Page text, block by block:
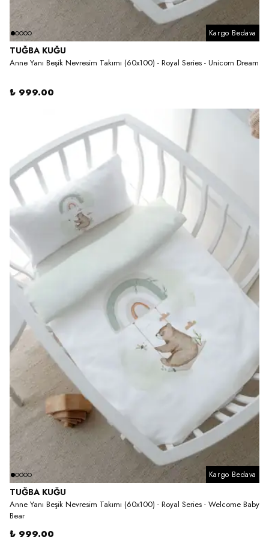
Kargo Bedava
TUĞBA KUĞU
Anne Yanı Beşik Nevresim Takımı (60x100) - Royal Series - Unicorn Dream
₺ 999.00
Kargo Bedava
TUĞBA KUĞU
Anne Yanı Beşik Nevresim Takımı (60x100) - Royal Series - Welcome Baby
Bear
₺ 999.00